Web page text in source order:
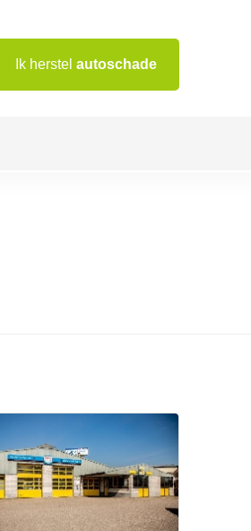
Ik herstel autoschade